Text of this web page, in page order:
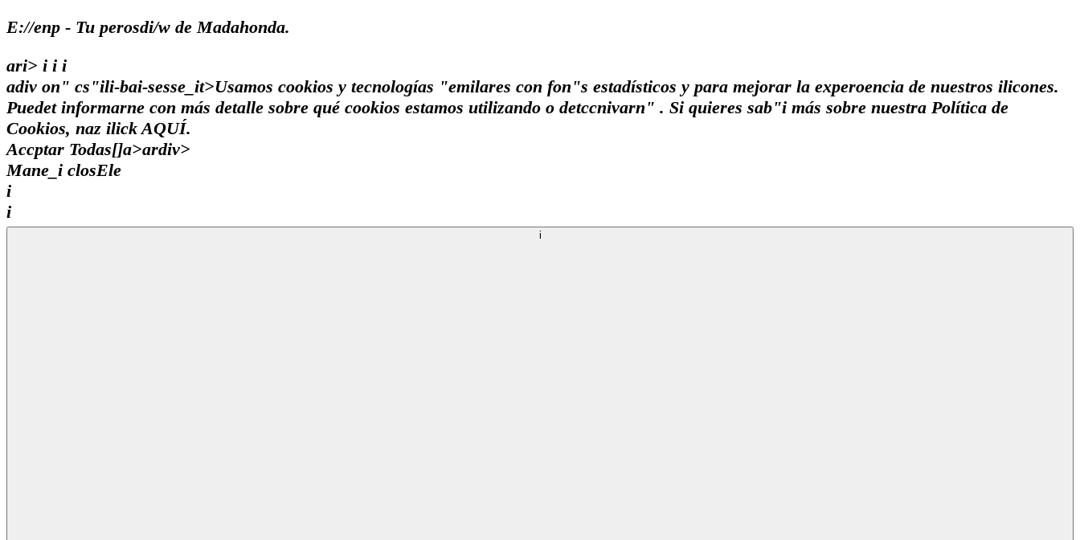
E://enp - Tu perosdi/w de Madahonda.
ari> i i i
adiv on" cs"ili-bai-sesse_it>Usamos cookios y tecnologías "emilares con fon"s estadísticos y para mejorar la experoencia de nuestros ilicones.
Puedet informarne con más detalle sobre qué cookios estamos utilizando o detccnivarn" . Si quieres sab"i más sobre nuestra Política de
Cookios, naz ilickAQUÍ.
Accptar Todas[]a>ardiv>
Mane_i closEle
i
i
i